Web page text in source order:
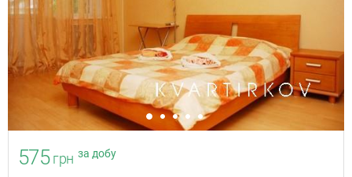
575 грн за добу